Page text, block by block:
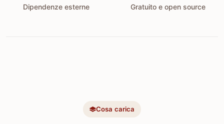
Dipendenze esterne Gratuito e open source
Cosa carica